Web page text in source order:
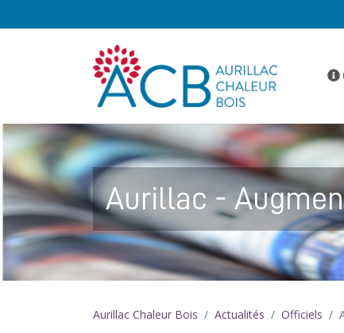
Aurillac -
Aurillac Chaleur Bois Actualités Officiels